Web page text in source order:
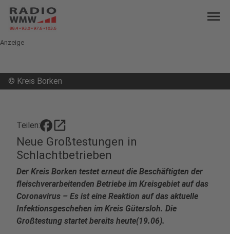
menu
Anzeige
© Kreis Borken
Teilen: open_in_new
Neue Großtestungen in
Schlachtbetrieben
Der Kreis Borken testet erneut die Beschäftigten der
fleischverarbeitenden Betriebe im Kreisgebiet auf das
Coronavirus – Es ist eine Reaktion auf das aktuelle
Infektionsgeschehen im Kreis Gütersloh. Die
Großtestung startet bereits heute(19.06).